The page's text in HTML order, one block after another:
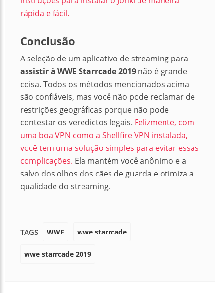
rápida e fácil.
Conclusão
A seleção de um aplicativo de streaming para
assistir à WWE Starrcade 2019 não é grande
coisa. Todos os métodos mencionados acima
são confiáveis, mas você não pode reclamar de
restrições geográficas porque não pode
contestar os veredictos legais. Felizmente, com
uma boa VPN como a Shellfire VPN instalada,
você tem uma solução simples para evitar essas
complicações. Ela mantém você anônimo e a
salvo dos olhos dos cães de guarda e otimiza a
qualidade do streaming.
TAGS WWE wwe starrcade
wwe starrcade 2019